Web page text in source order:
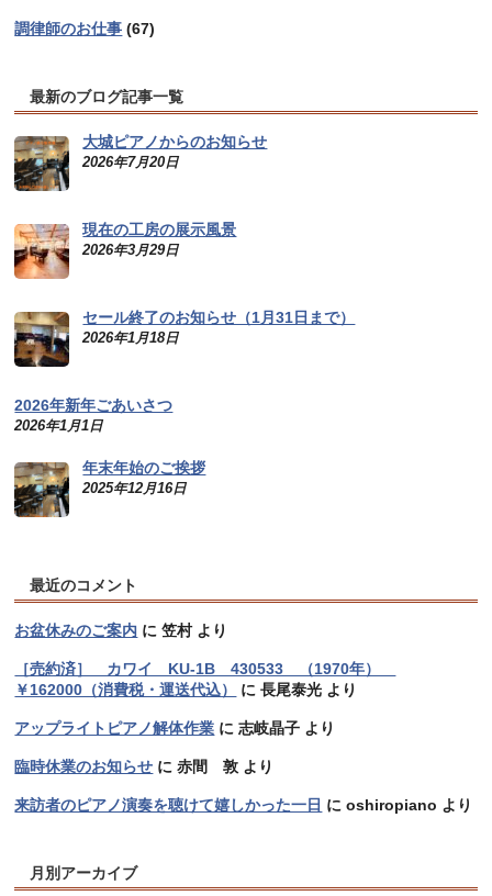
調律師のお仕事 (67)
最新のブログ記事一覧
大城ピアノからのお知らせ
2026年7月20日
現在の工房の展示風景
2026年3月29日
セール終了のお知らせ（1月31日まで）
2026年1月18日
2026年新年ごあいさつ
2026年1月1日
年末年始のご挨拶
2025年12月16日
最近のコメント
お盆休みのご案内 に笠村より
［売約済］ カワイ KU-1B 430533 （1970年）
￥162000（消費税・運送代込）
に長尾泰光 より
アップライトピアノ解体作業 に志岐晶子 より
臨時休業のお知らせ に赤間 敦 より
来訪者のピアノ演奏を聴けて嬉しかった一日 にoshiropiano より
月別アーカイブ